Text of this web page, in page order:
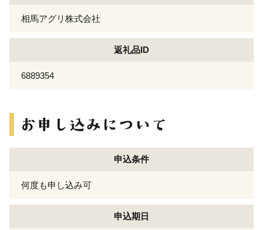
相馬アグリ株式会社
返礼品ID
6889354
申込条件
何度も申し込み可
申込期日